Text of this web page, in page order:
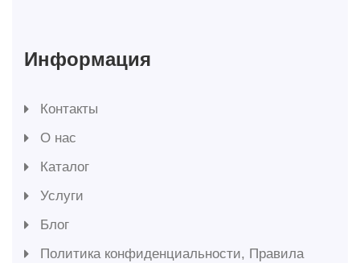
Информация
Контакты
О нас
Каталог
Услуги
Блог
Политика конфиденциальности, Правила